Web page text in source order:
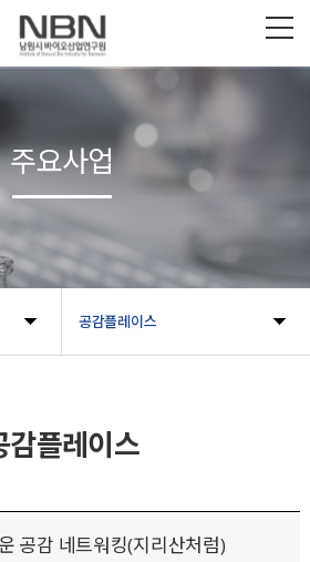
공감플레이스
주요사업
감플레이스
공감 네트워킹(지리산처럼)